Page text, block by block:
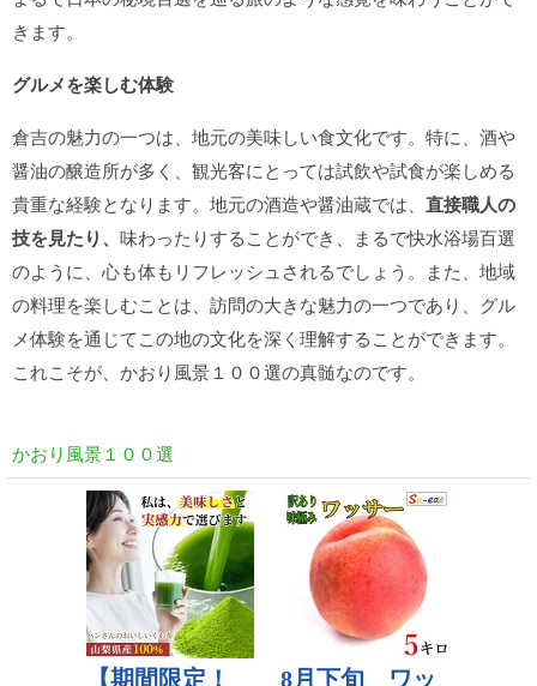
きます。
グルメを楽しむ体験
倉吉の魅力の一つは、地元の美味しい食文化です。特に、酒や
醤油の醸造所が多く、観光客にとっては試飲や試食が楽しめる
貴重な経験となります。地元の酒造や醤油蔵では、 直接職人の
技を見たり、 味わったりすることができ、まるで快水浴場百選
のように、心も体もリフレッシュされるでしょう。また、地域
の料理を楽しむことは、訪問の大きな魅力の一つであり、グル
メ体験を通じてこの地の文化を深く理解することができます。
これこそが、かおり風景１００選の真髄なのです。
かおり風景１００選